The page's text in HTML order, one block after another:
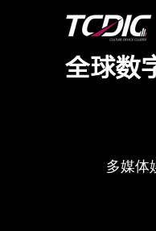
全球数
多媒体